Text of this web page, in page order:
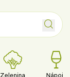
Zelenina Nápoje